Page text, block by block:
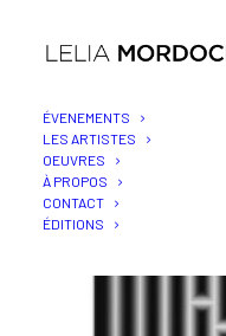
ÉVENEMENTS
LES ARTISTES
OEUVRES
À PROPOS
CONTACT
ÉDITIONS